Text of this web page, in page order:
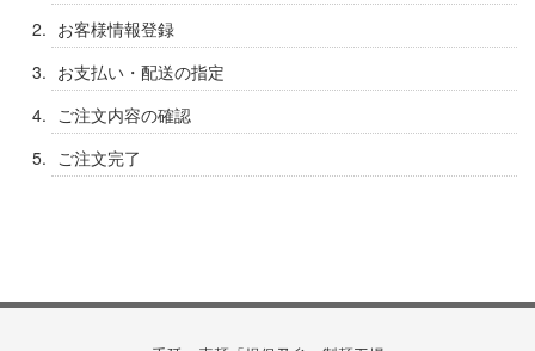
お客様情報登録
お支払い・配送の指定
ご注文内容の確認
ご注文完了